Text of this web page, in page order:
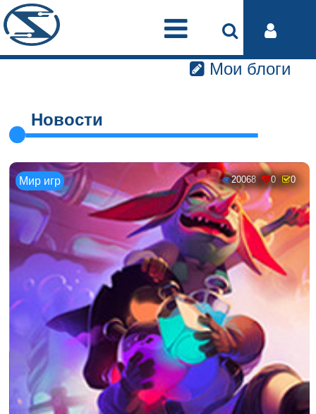
Мои блоги
Новости
Мир игр 20068 0 0